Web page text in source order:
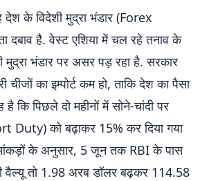
के विदेशी मुद्रा भंडार (Forex
दबाव है. वेस्ट एशिया में चल रहे तनाव के
मुद्रा भंडार पर असर पड़ रहा है. सरकार
चीजों का इम्पोर्ट कम हो, ताकि देश का पैसा
है कि पिछले दो महीनों में सोने-चांदी पर
को बढ़ाकर 15% कर दिया गया
आंकड़ों के अनुसार, 5 जून तक RBI के पास
वैल्यू तो 1.98 अरब डॉलर बढ़कर 114.58